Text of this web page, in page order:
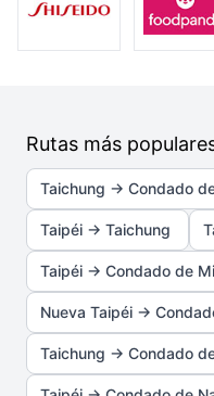
Rutas más
Taichung → Condado
Taipéi → Taichung
Taipéi → Condado de
Nueva Taipéi →
Taichung → Condado